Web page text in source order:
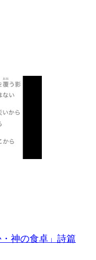
神の食卓」詩篇